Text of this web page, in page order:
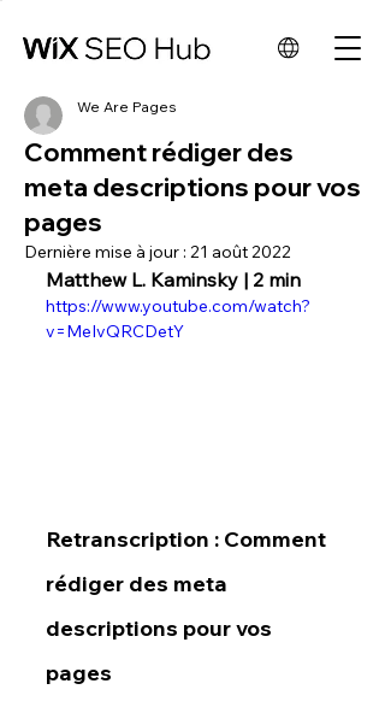
Comment rédiger des
meta descriptions pour vos
pages
We Are Pages
Dernière mise à jour : 21 août 2022
Matthew L. Kaminsky | 2 min
https://www.youtube.com/watch?
v=MeIvQRCDetY
Retranscription : Comment
rédiger des meta
descriptions pour vos
pages